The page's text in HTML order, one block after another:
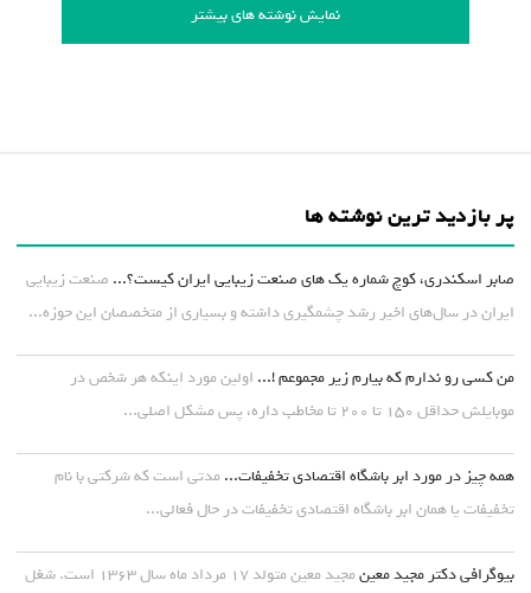
نمایش نوشته های بیشتر
پر بازدید ترین نوشته ها
صابر اسکندری، کوچ شماره یک های صنعت زیبایی ایران کیست؟... صنعت زیبایی
ایران در سال‌های اخیر رشد چشمگیری داشته و بسیاری از متخصصان این حوزه...
من کسی رو ندارم که بیارم زیر مجموعم !... اولین مورد اینکه هر شخص در
موبایلش حداقل ۱۵۰ تا ۲۰۰ تا مخاطب داره، پس مشکل اصلی...
همه چیز در مورد ابر باشگاه اقتصادی تخفیفات... مدتی است که شرکتی با نام
تخفیفات یا همان ابر باشگاه اقتصادی تخفیفات در حال فعالی...
بیوگرافی دکتر مجید معین
مجید معین متولد ۱۷ مرداد ماه سال ۱۳۶۳ است. شغل